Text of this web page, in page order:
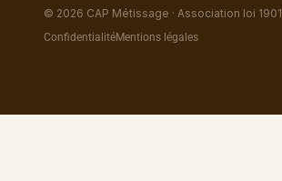
© 2026 CAP Métissage · Association loi 1901
ConfidentialitéMentions légales